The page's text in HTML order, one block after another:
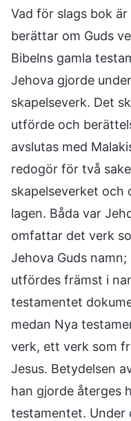
Vad för slags bok
berättar om Guds
Bibelns gamla
Jehova gjorde
skapelseverk. Det
utförde och
avslutas med
redogör för två
skapelseverket och
lagen. Båda var
omfattar det verk
Jehova Guds
utfördes främst i
testamentet
medan Nya
verk, ett verk som
Jesus. Betydelsen
han gjorde återges
testamentet. Under